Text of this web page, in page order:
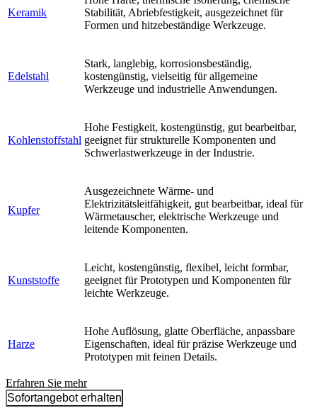
Keramik
Stabilität, Abriebfestigkeit, ausgezeichnet für
Formen und hitzebeständige Werkzeuge.
Edelstahl
Stark, langlebig, korrosionsbeständig,
kostengünstig, vielseitig für allgemeine
Werkzeuge und industrielle Anwendungen.
Kohlenstoffstahl
Hohe Festigkeit, kostengünstig, gut bearbeitbar,
geeignet für strukturelle Komponenten und
Schwerlastwerkzeuge in der Industrie.
Kupfer
Ausgezeichnete Wärme- und
Elektrizitätsleitfähigkeit, gut bearbeitbar, ideal für
Wärmetauscher, elektrische Werkzeuge und
leitende Komponenten.
Kunststoffe
Leicht, kostengünstig, flexibel, leicht formbar,
geeignet für Prototypen und Komponenten für
leichte Werkzeuge.
Harze
Hohe Auflösung, glatte Oberfläche, anpassbare
Eigenschaften, ideal für präzise Werkzeuge und
Prototypen mit feinen Details.
Erfahren Sie mehr
Sofortangebot erhalten